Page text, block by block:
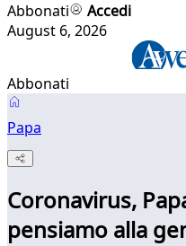
Abbonati
Accedi
August 6, 2026
Abbonati
Papa
Coronavirus,
pensiamo alla